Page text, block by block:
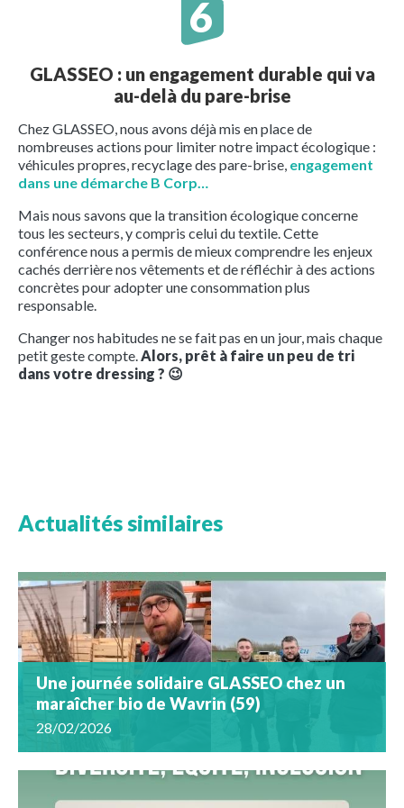
GLASSEO : un engagement durable qui va
au-delà du pare-brise
Chez GLASSEO, nous avons déjà mis en place de
nombreuses actions pour limiter notre impact écologique :
véhicules propres, recyclage des pare-brise, engagement
dans une démarche B Corp…
Mais nous savons que la transition écologique concerne
tous les secteurs, y compris celui du textile. Cette
conférence nous a permis de mieux comprendre les enjeux
cachés derrière nos vêtements et de réfléchir à des actions
concrètes pour adopter une consommation plus
responsable.
Changer nos habitudes ne se fait pas en un jour, mais chaque
petit geste compte. Alors, prêt à faire un peu de tri
dans votre dressing ? 😉
Actualités similaires
Une journée solidaire GLASSEO chez un
maraîcher bio de Wavrin (59)
28/02/2026